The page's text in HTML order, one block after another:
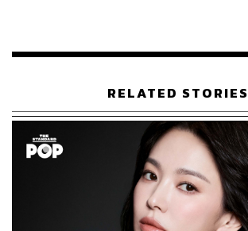
RELATED STORIES